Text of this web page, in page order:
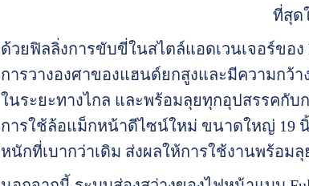
ที่สุด
ด้วยฟิลลิ่งการขับขี่ในสไตล์แอดเวนเจอร์ขอ
การวางองศาของแฮนด์ยกสูงและมีความกว้
ในระยะทางไกล และพร้อมลุยทุกอุปสรรคกั
การใช้ล้อแม็กหน้าดีไซน์ใหม่ ขนาดใหญ่ 19
หนักที่เบากว่าเดิม ส่งผลให้การใช้งานพร้อม